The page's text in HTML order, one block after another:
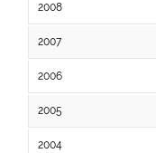
2008
2007
2006
2005
2004